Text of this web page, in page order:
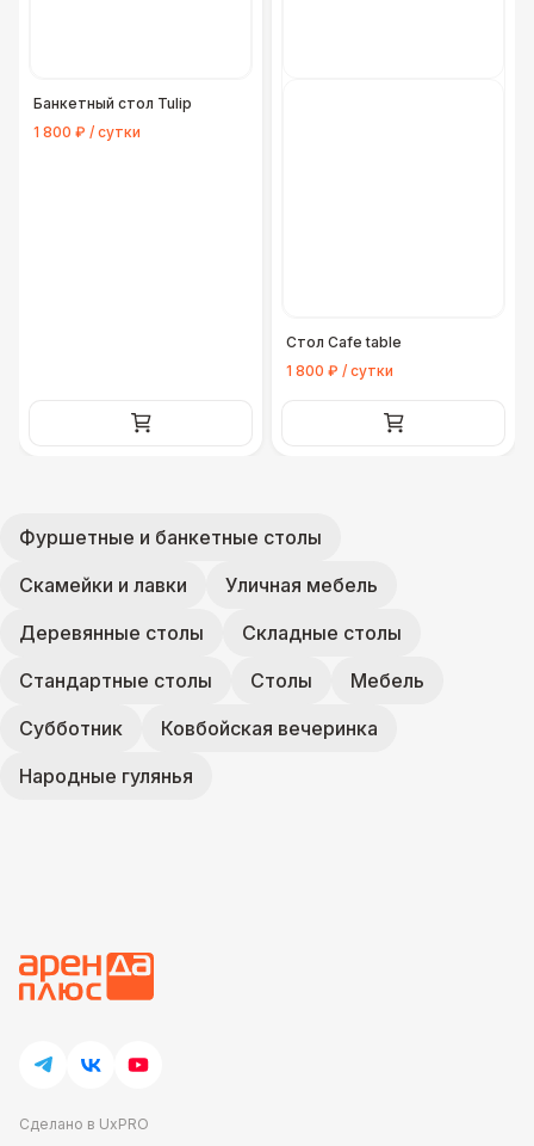
Банкетный стол Tulip
1 800 ₽ / сутки
Стол Cafe table
1 800 ₽ / сутки
Фуршетные и банкетные столы
Скамейки и лавки
Уличная мебель
Деревянные столы
Складные столы
Стандартные столы
Столы
Мебель
Субботник
Ковбойская вечеринка
Народные гулянья
Сделано в UxPRO